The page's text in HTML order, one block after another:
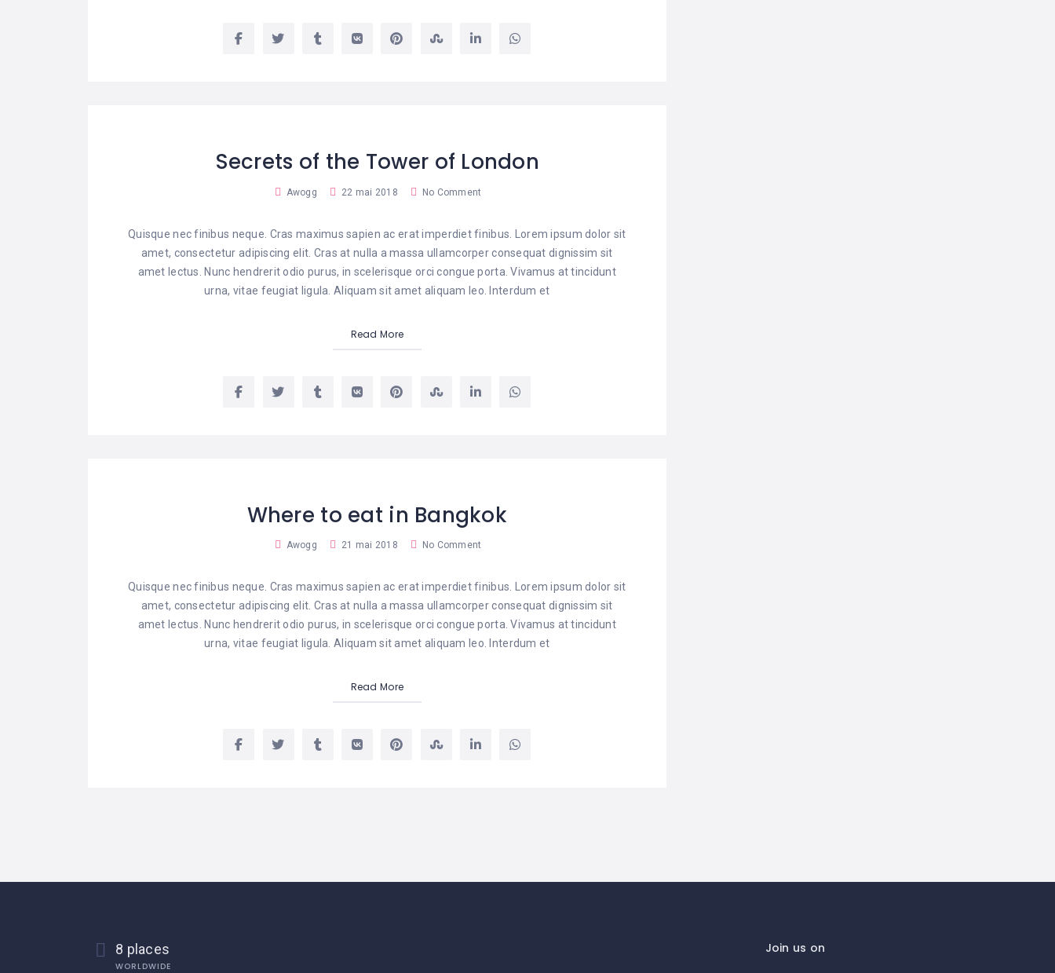
Secrets of the Tower of London
Awogg 22 mai 2018 No Comment
Quisque nec finibus neque. Cras maximus sapien ac erat imperdiet finibus. Lorem ipsum dolor sit
amet, consectetur adipiscing elit. Cras at nulla a massa ullamcorper consequat dignissim sit
amet lectus. Nunc hendrerit odio purus, in scelerisque orci congue porta. Vivamus at tincidunt
urna, vitae feugiat ligula. Aliquam sit amet aliquam leo. Interdum et
Read More
Where to eat in Bangkok
Awogg 21 mai 2018 No Comment
Quisque nec finibus neque. Cras maximus sapien ac erat imperdiet finibus. Lorem ipsum dolor sit
amet, consectetur adipiscing elit. Cras at nulla a massa ullamcorper consequat dignissim sit
amet lectus. Nunc hendrerit odio purus, in scelerisque orci congue porta. Vivamus at tincidunt
urna, vitae feugiat ligula. Aliquam sit amet aliquam leo. Interdum et
Read More
8 places
WORLDWIDE
Join us on